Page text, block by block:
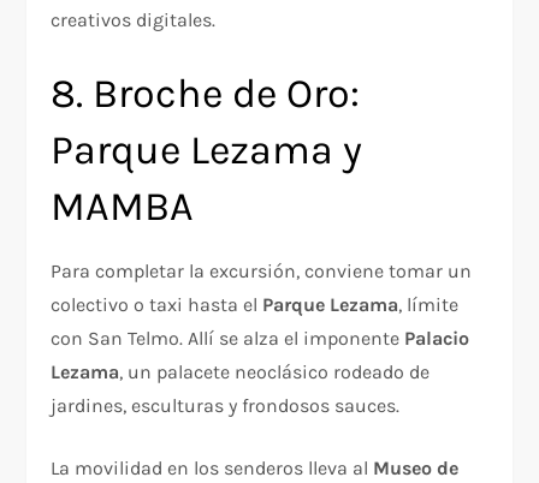
creativos digitales.
8. Broche de Oro:
Parque Lezama y
MAMBA
Para completar la excursión, conviene tomar un
colectivo o taxi hasta el Parque Lezama, límite
con San Telmo. Allí se alza el imponente Palacio
Lezama, un palacete neoclásico rodeado de
jardines, esculturas y frondosos sauces.
La movilidad en los senderos lleva al Museo de